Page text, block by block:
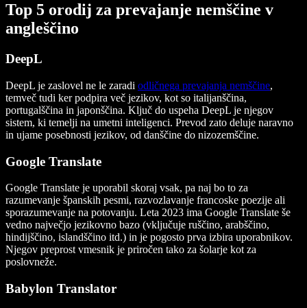
Top 5 orodij za prevajanje nemščine v
angleščino
DeepL
DeepL je zaslovel ne le zaradi odličnega prevajanja nemščine,
temveč tudi ker podpira več jezikov, kot so italijanščina,
portugalščina in japonščina. Ključ do uspeha DeepL je njegov
sistem, ki temelji na umetni inteligenci. Prevod zato deluje naravno
in ujame posebnosti jezikov, od danščine do nizozemščine.
Google Translate
Google Translate je uporabil skoraj vsak, pa naj bo to za
razumevanje španskih pesmi, razvozlavanje francoske poezije ali
sporazumevanje na potovanju. Leta 2023 ima Google Translate še
vedno največjo jezikovno bazo (vključuje ruščino, arabščino,
hindijščino, islandščino itd.) in je pogosto prva izbira uporabnikov.
Njegov preprost vmesnik je priročen tako za šolarje kot za
poslovneže.
Babylon Translator